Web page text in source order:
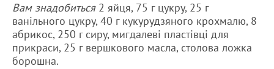
Вам знадобиться 2 яйця, 75 г цукру, 25 г
ванільного цукру, 40 г кукурудзяного крохмалю, 8
абрикос, 250 г сиру, мигдалеві пластівці для
прикраси, 25 г вершкового масла, столова ложка
борошна.